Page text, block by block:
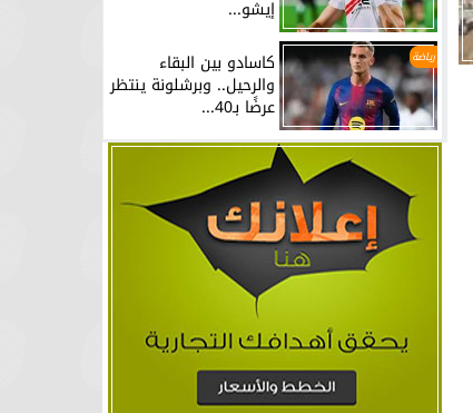
إيشو...
رياضة كاسادو بين البقاء
والرحيل.. وبرشلونة ينتظر
عرضًا بـ40...